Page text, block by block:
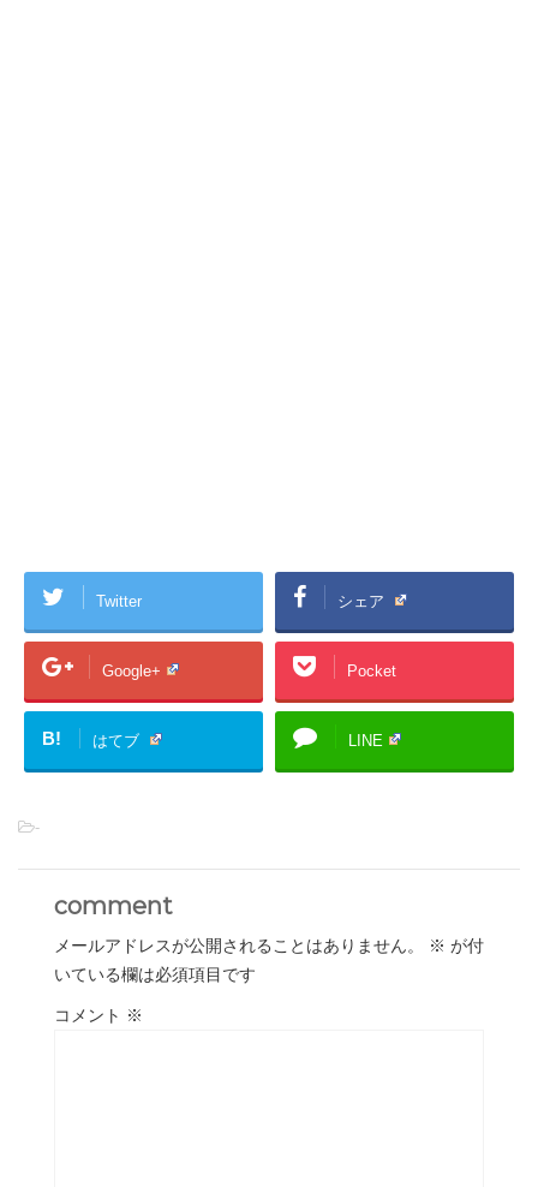
Twitter シェア
Google+ Pocket
B! はてブ LINE
-
comment
メールアドレスが公開されることはありません。 ※ が付
いている欄は必須項目です
コメント ※